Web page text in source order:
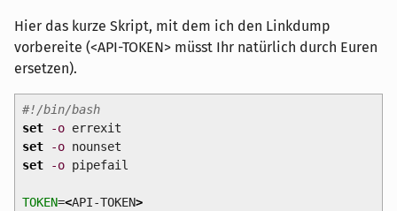
Hier das kurze Skript, mit dem ich den Linkdump
vorbereite (<API-TOKEN> müsst Ihr natürlich durch Euren
ersetzen).
#!/bin/bash
set
-oerrexit
set
-onounset
set
-opipefail
TOKEN=<API-TOKEN>